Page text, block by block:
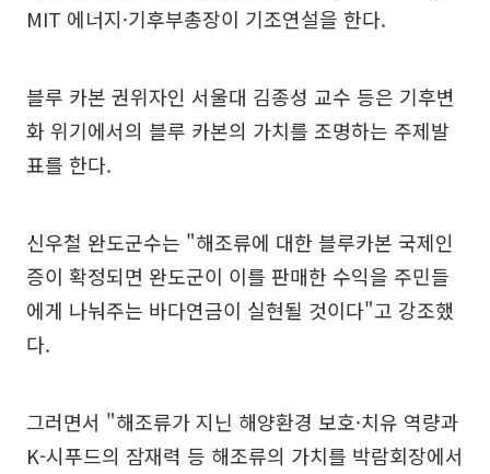
MIT 에너지·기후부총장이 기조연설을 한다.
블루 카본 권위자인 서울대 김종성 교수 등은 기후변
화 위기에서의 블루 카본의 가치를 조명하는 주제발
표를 한다.
신우철 완도군수는 "해조류에 대한 블루카본 국제인
증이 확정되면 완도군이 이를 판매한 수익을 주민들
에게 나눠주는 바다연금이 실현될 것이다"고 강조했
다.
그러면서 "해조류가 지닌 해양환경 보호·치유 역량과
K-시푸드의 잠재력 등 해조류의 가치를 박람회장에서